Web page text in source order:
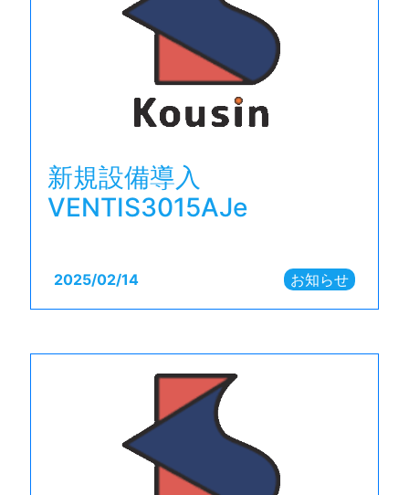
新規設備導入
VENTIS3015AJe
2025/02/14 お知らせ